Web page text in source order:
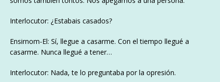
Interlocutor: ¿Estabais casados?
Ensirnom-El: Sí, llegue a casarme. Con el tiempo llegué a
casarme. Nunca llegué a tener…
Interlocutor: Nada, te lo preguntaba por la opresión.